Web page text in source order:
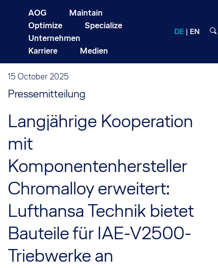
AOG
Maintain
Optimize
Specialize
Unternehmen
Karriere
Medien
DE EN
15 October 2025
Pressemitteilung
Langjährige Kooperation
mit
Komponentenhersteller
Chromalloy erweitert:
Lufthansa Technik bietet
Bauteile für IAE-V2500-
Triebwerke an